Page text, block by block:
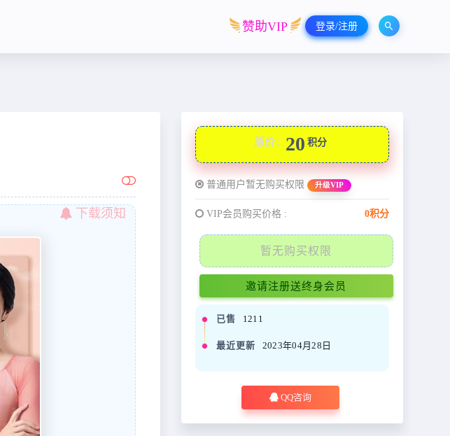
赞助VIP 登录/注册
下载须知
原价： 20 积分
普通用户暂无购买权限 升级VIP
VIP会员购买价格 : 0积分
暂无购买权限
邀请注册送终身会员
已售 1211
最近更新 2023年04月28日
QQ咨询